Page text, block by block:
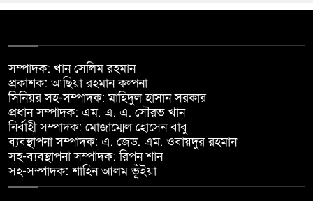
সম্পাদক: খান সেলিম রহমান
প্রকাশক: আছিয়া রহমান কল্পনা
সিনিয়র সহ-সম্পাদক: মাহিদুল হাসান সরকার
প্রধান সম্পাদক: এম. এ. এ. সৌরভ খান
নির্বাহী সম্পাদক: মোজাম্মেল হোসেন বাবু
ব্যবস্থাপনা সম্পাদক: এ. জেড. এম. ওবায়দুর রহমান
সহ-ব্যবস্থাপনা সম্পাদক: রিপন শান
সহ-সম্পাদক: শাহিন আলম ভূঁইয়া